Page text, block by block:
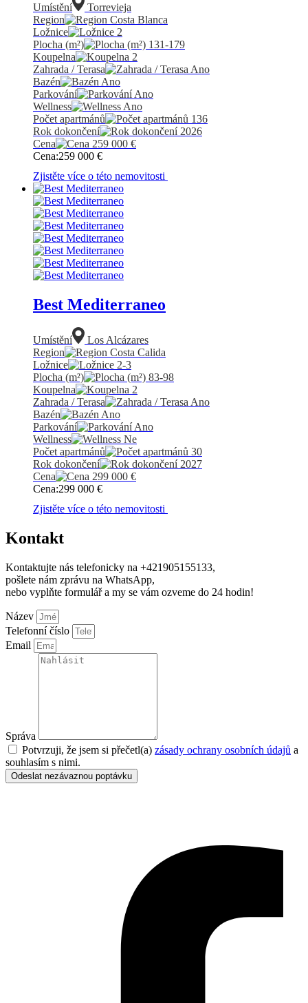
Umístění
Torrevieja
Region
Costa Blanca
Ložnice
2
Plocha (m²)
131-179
Koupelna
2
Zahrada / Terasa
Ano
Bazén
Ano
Parkování
Ano
Wellness
Ano
Počet apartmánů
136
Rok dokončení
2026
Cena
259 000 €
Cena:259 000 €
Zjistěte více o této nemovitosti
Best Mediterraneo
Umístění
Los Alcázares
Region
Costa Calida
Ložnice
2-3
Plocha (m²)
83-98
Koupelna
2
Zahrada / Terasa
Ano
Bazén
Ano
Parkování
Ano
Wellness
Ne
Počet apartmánů
30
Rok dokončení
2027
Cena
299 000 €
Cena:299 000 €
Zjistěte více o této nemovitosti
Kontakt
Kontaktujte nás telefonicky na +421905155133,
pošlete nám zprávu na WhatsApp,
nebo vyplňte formulář a my se vám ozveme do 24 hodin!
Název
Telefonní číslo
Email
Správa
Potvrzuji, že jsem si přečetl(a) zásady ochrany osobních údajů a
souhlasím s nimi.
Odeslat nezávaznou poptávku